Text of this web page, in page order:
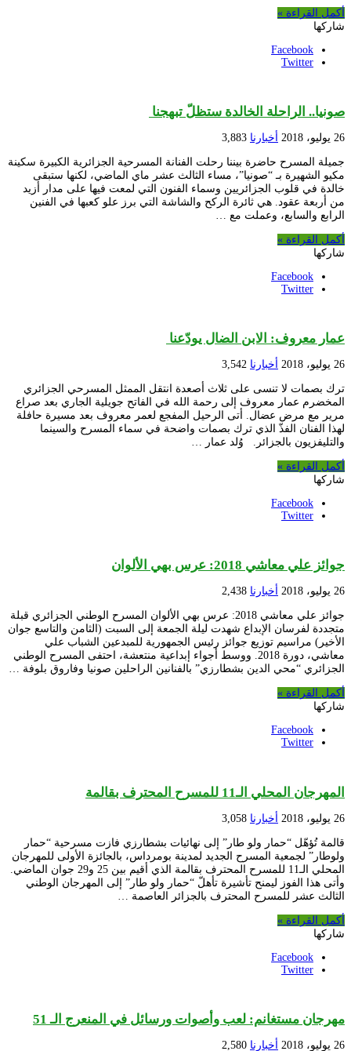
أكمل القراءة »
شاركها
Facebook
Twitter
صونيا.. الراحلة الخالدة ستظلّ تبهجنا
26 يوليو، 2018 أخبارنا 3,883
جميلة المسرح حاضرة بيننا رحلت الفنانة المسرحية الجزائرية الكبيرة سكينة
مكيو الشهيرة بـ “صونيا”، مساء الثالث عشر ماي الماضي، لكنها ستبقى
خالدة في قلوب الجزائريين وسماء الفنون التي لمعت فيها على مدار أزيد
من أربعة عقود. هي ثائرة الركح والشاشة التي برز علو كعبها في الفنين
الرابع والسابع، وعملت مع …
أكمل القراءة »
شاركها
Facebook
Twitter
عمار معروف: الابن الضال يودّعنا
26 يوليو، 2018 أخبارنا 3,542
ترك بصمات لا تنسى على ثلاث أصعدة انتقل الممثل المسرحي الجزائري
المخضرم عمار معروف إلى رحمة الله في الفاتح جويلية الجاري بعد صراع
مرير مع مرض عضال. أتى الرحيل المفجع لعمر معروف بعد مسيرة حافلة
لهذا الفنان الفذّ الذي ترك بصمات واضحة في سماء المسرح والسينما
والتليفزيون بالجزائر. وُلد عمار …
أكمل القراءة »
شاركها
Facebook
Twitter
جوائز علي معاشي 2018: عرس بهي الألوان
26 يوليو، 2018 أخبارنا 2,438
جوائز علي معاشي 2018: عرس بهي الألوان المسرح الوطني الجزائري قبلة
متجددة لفرسان الإبداع شهدت ليلة الجمعة إلى السبت (الثامن والتاسع جوان
الأخير) مراسيم توزيع جوائز رئيس الجمهورية للمبدعين الشباب علي
معاشي، دورة 2018. ووسط أجواء إبداعية منتعشة، احتفى المسرح الوطني
الجزائري “محي الدين بشطارزي” بالفنانين الراحلين صونيا وفاروق بلوفة …
أكمل القراءة »
شاركها
Facebook
Twitter
المهرجان المحلي الـ11 للمسرح المحترف بقالمة
26 يوليو، 2018 أخبارنا 3,058
قالمة تُؤهّل “حمار ولو طار” إلى نهائيات بشطارزي فازت مسرحية “حمار
ولوطار” لجمعية المسرح الجديد لمدينة بومرداس، بالجائزة الأولى للمهرجان
المحلي الـ11 للمسرح المحترف بقالمة الذي أقيم بين 25 و29 جوان الماضي.
وأتى هذا الفوز ليمنح تأشيرة تأهلّ “حمار ولو طار” إلى المهرجان الوطني
الثالث عشر للمسرح المحترف بالجزائر العاصمة …
أكمل القراءة »
شاركها
Facebook
Twitter
مهرجان مستغانم: لعب وأصوات ورسائل في المنعرج الـ 51
26 يوليو، 2018 أخبارنا 2,580